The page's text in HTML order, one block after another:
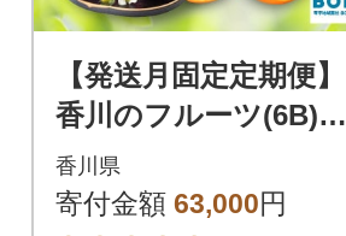
【発送月固定定期便】
香川のフルーツ(6B)全
6回
香川県
寄付金額 63,000円